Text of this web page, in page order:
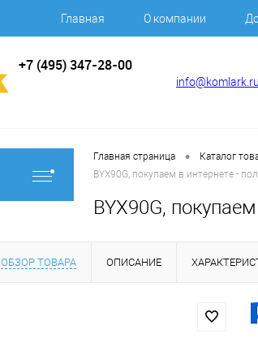
Главная О компании
+7 (495) 347-28-00
info@komlark.ru
Главная страница • Каталог
BYX90G, покупаем в интернете -
BYX90G,
ОБЗОР ТОВАРА ОПИСАНИЕ